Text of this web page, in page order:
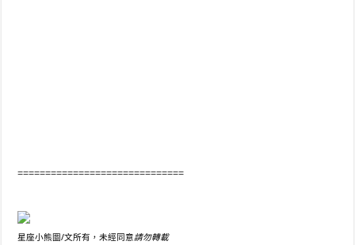
==============================
星座小熊圖/文所有，未經同意請勿轉載